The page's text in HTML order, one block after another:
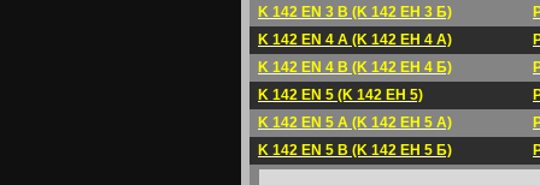
K 142 EN 3 B (K 142 EH 3 Б)
K 142 EN 4 A (K 142 EH 4 A)
K 142 EN 4 B (K 142 EH 4 Б)
K 142 EN 5 (K 142 EH 5)
K 142 EN 5 A (K 142 EH 5 A)
K 142 EN 5 B (K 142 EH 5 Б)